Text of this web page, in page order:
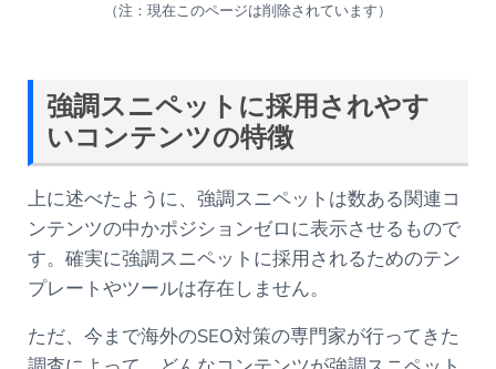
（注：現在このページは削除されています）
強調スニペットに採用されやす
いコンテンツの特徴
上に述べたように、強調スニペットは数ある関連コ
ンテンツの中かポジションゼロに表示させるもので
す。確実に強調スニペットに採用されるためのテン
プレートやツールは存在しません。
ただ、今まで海外のSEO対策の専門家が行ってきた